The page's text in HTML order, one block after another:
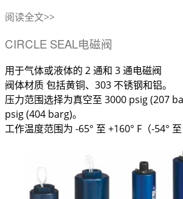
阅读全文>>
CIRCLE SEAL电磁阀
用于气体或液体的 2 通和 3 通电磁阀
阀体材质 包括黄铜、303 不锈钢和铝。
压力范围选择为真空至 3000 psig (207
psig (404 barg)。
工作温度范围为 -65° 至 +160° F（-54° 至